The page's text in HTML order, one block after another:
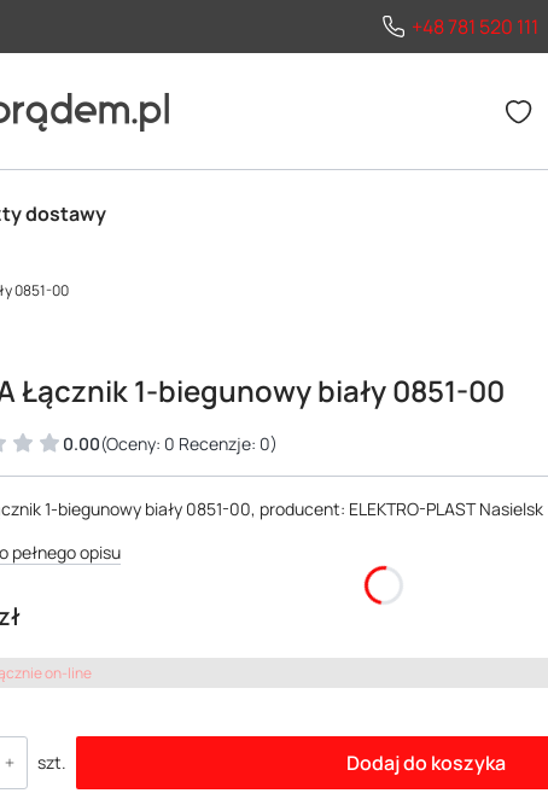
+48 781 520 111
dostawy
0851-00
Łącznik 1-biegunowy biały 0851-00
0.00(Oceny: 0 Recenzje: 0)
1-biegunowy biały 0851-00, producent: ELEKTRO-PLAST Nasielsk
pełnego opisu
on-line
szt. Dodaj do koszyka